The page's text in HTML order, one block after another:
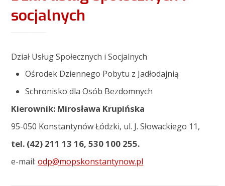
socjalnych
Dział Usług Społecznych i Socjalnych
Ośrodek Dziennego Pobytu z Jadłodajnią
Schronisko dla Osób Bezdomnych
Kierownik: Mirosława Krupińska
95-050 Konstantynów Łódzki, ul. J. Słowackiego 11,
tel. (42) 211 13 16, 530 100 255.
e-mail:odp@mopskonstantynow.pl